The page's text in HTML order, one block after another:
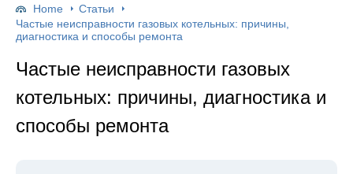
Home
Статьи
Частые неисправности газовых котельных: причины,
диагностика и способы ремонта
Частые неисправности газовых
котельных: причины, диагностика и
способы ремонта